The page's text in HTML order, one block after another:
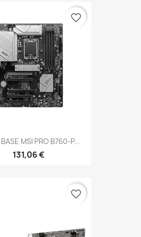
MSI PRO B760-P...
131,06 €
favorite_border
favorite_border